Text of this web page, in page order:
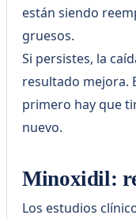
están siendo
gruesos.
Si persistes, la
resultado mejora.
primero hay que
nuevo.
Minoxidil:
Los estudios